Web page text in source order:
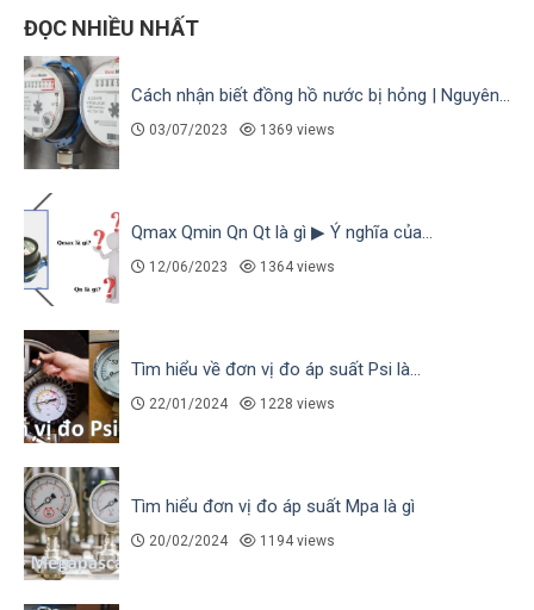
ĐỌC NHIỀU NHẤT
Cách nhận biết đồng hồ nước bị hỏng | Nguyên...
03/07/2023 1369 views
Qmax Qmin Qn Qt là gì ▶ Ý nghĩa của...
12/06/2023 1364 views
Tìm hiểu về đơn vị đo áp suất Psi là...
22/01/2024 1228 views
Tìm hiểu đơn vị đo áp suất Mpa là gì
20/02/2024 1194 views